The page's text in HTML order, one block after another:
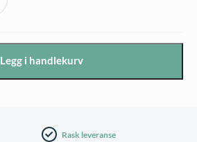
Legg i handlekurv
Rask leveranse